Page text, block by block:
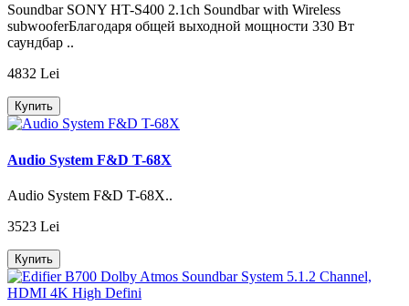
Soundbar SONY HT-S400 2.1ch Soundbar with Wireless
subwooferБлагодаря общей выходной мощности 330 Вт
саундбар ..
4832 Lei
Купить
Audio System F&D T-68X
Audio System F&D T-68X..
3523 Lei
Купить